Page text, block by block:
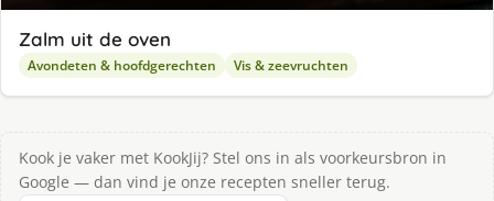
Zalm uit de oven
Avondeten & hoofdgerechten Vis & zeevruchten
Kook je vaker met KookJij? Stel ons in als voorkeursbron in
Google — dan vind je onze recepten sneller terug.